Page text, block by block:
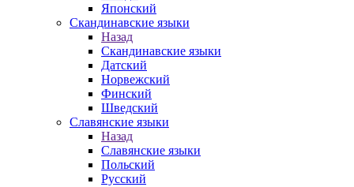
Японский
Скандинавские языки
Назад
Скандинавские языки
Датский
Норвежский
Финский
Шведский
Славянские языки
Назад
Славянские языки
Польский
Русский